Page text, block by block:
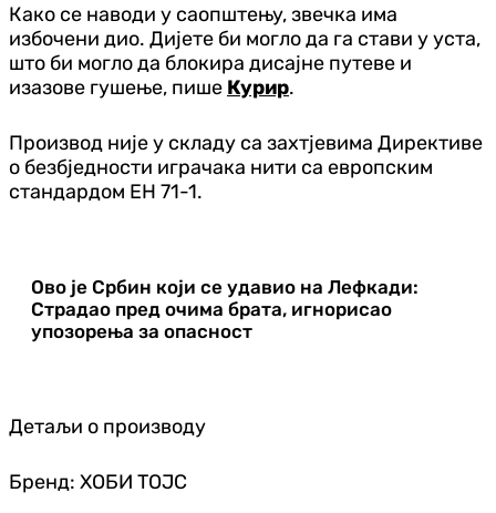
Како се наводи у саопштењу, звечка има
избочени дио. Дијете би могло да га стави у уста,
што би могло да блокира дисајне путеве и
изазове гушење, пише Курир.
Производ није у складу са захтјевима Директиве
о безбједности играчака нити са европским
стандардом ЕН 71-1.
Ово је Србин који се удавио на Лефкади:
Страдао пред очима брата, игнорисао
упозорења за опасност
Детаљи о производу
Бренд: ХОБИ ТОЈС